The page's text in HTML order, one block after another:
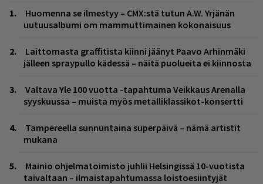
Huomenna se ilmestyy – CMX:stä tutun A.W. Yrjänän
uutuusalbumi om mammuttimainen kokonaisuus
Laittomasta graffitista kiinni jäänyt Paavo Arhinmäki
jälleen spraypullo kädessä – näitä puolueita ei kiinnosta
Valtava Yle 100 vuotta -tapahtuma Veikkaus Arenalla
syyskuussa – muista myös metalliklassikot-konsertti
Tampereella sunnuntaina superpäivä – nämä artistit
mukana
Mainio ohjelmatoimisto juhlii Helsingissä 10-vuotista
taivaltaan – ilmaistapahtumassa loistoesiintyjät